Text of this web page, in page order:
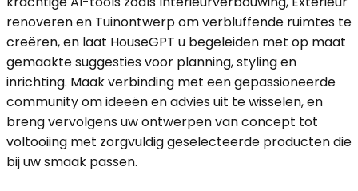
renoveren en Tuinontwerp om verbluffende ruimtes te
creëren, en laat HouseGPT u begeleiden met op maat
gemaakte suggesties voor planning, styling en
inrichting. Maak verbinding met een gepassioneerde
community om ideeën en advies uit te wisselen, en
breng vervolgens uw ontwerpen van concept tot
voltooiing met zorgvuldig geselecteerde producten die
bij uw smaak passen.